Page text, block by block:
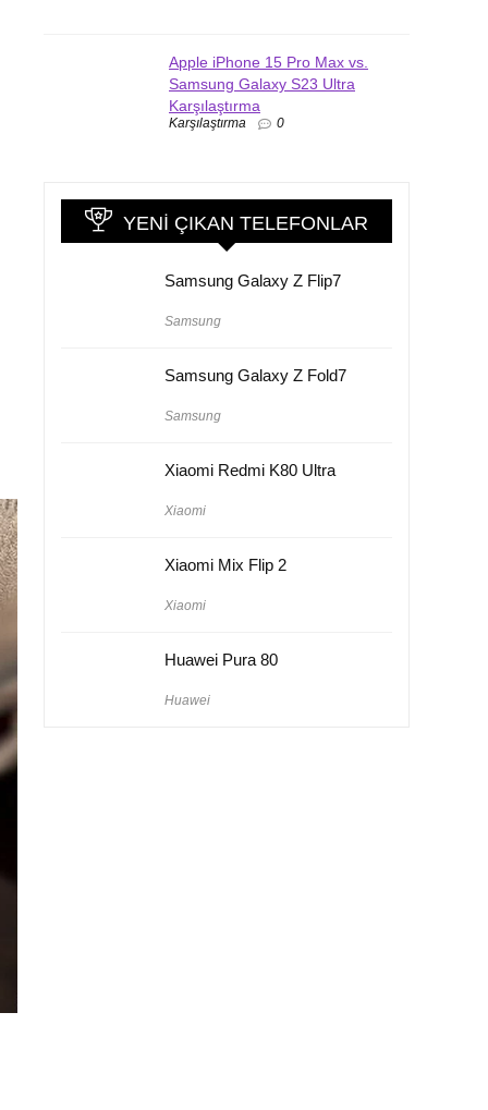
Apple iPhone 15 Pro Max vs.
Samsung Galaxy S23 Ultra
Karşılaştırma
Karşılaştırma 0
YENI ÇIKAN TELEFONLAR
Samsung Galaxy Z Flip7
Samsung
Samsung Galaxy Z Fold7
Samsung
Xiaomi Redmi K80 Ultra
Xiaomi
Xiaomi Mix Flip 2
Xiaomi
Huawei Pura 80
Huawei